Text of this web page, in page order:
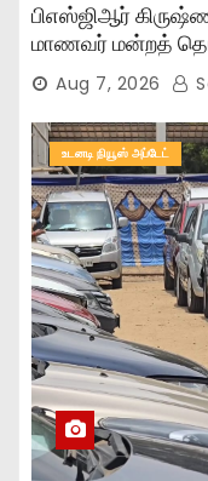
பிஎஸ்ஜிஆர்
மாணவர் மன்றத்
Aug 7, 2026
உடனடி நியூஸ் அப்டேட்